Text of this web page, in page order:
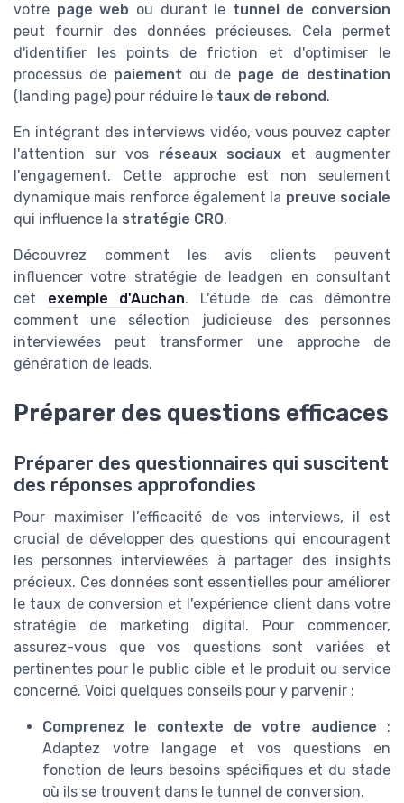
votre page web ou durant le tunnel de conversion
peut fournir des données précieuses. Cela permet
d'identifier les points de friction et d'optimiser le
processus de paiement ou de page de destination
(landing page) pour réduire le taux de rebond .
En intégrant des interviews vidéo, vous pouvez capter
l'attention sur vos réseaux sociaux et augmenter
l'engagement. Cette approche est non seulement
dynamique mais renforce également la preuve sociale
qui influence la stratégie CRO.
Découvrez comment les avis clients peuvent
influencer votre stratégie de leadgen en consultant
cet exemple d'Auchan. L'étude de cas démontre
comment une sélection judicieuse des personnes
interviewées peut transformer une approche de
génération de leads.
Préparer des questions efficaces
Préparer des questionnaires qui suscitent
des réponses approfondies
Pour maximiser l’efficacité de vos interviews, il est
crucial de développer des questions qui encouragent
les personnes interviewées à partager des insights
précieux. Ces données sont essentielles pour améliorer
le taux de conversion et l'expérience client dans votre
stratégie de marketing digital. Pour commencer,
assurez-vous que vos questions sont variées et
pertinentes pour le public cible et le produit ou service
concerné. Voici quelques conseils pour y parvenir :
Comprenez le contexte de votre audience :
Adaptez votre langage et vos questions en
fonction de leurs besoins spécifiques et du stade
où ils se trouvent dans le tunnel de conversion.